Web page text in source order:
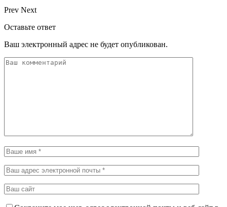
Prev Next
Оставьте ответ
Ваш электронный адрес не будет опубликован.